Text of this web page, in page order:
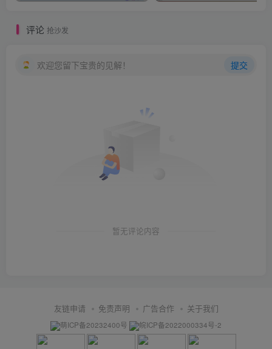
评论 抢沙发
欢迎您留下宝贵的见解！ 提交
暂无评论内容
友链申请 免责声明 广告合作 关于我们
萌ICP备20232400号 皖ICP备2022000334号-2